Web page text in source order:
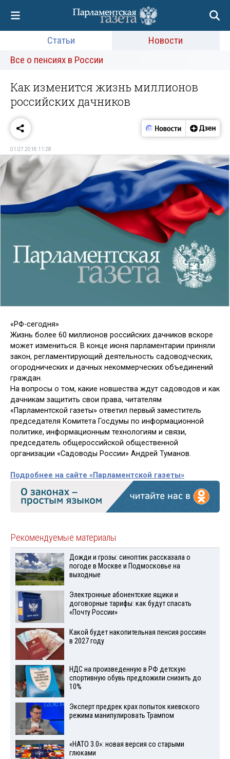
Статьи
Новости
Все о пенсиях в России
Как изменится жизнь миллионов
российских дачников
01.07.2016 11:28
«РФ-сегодня»
Жизнь более 60 миллионов российских дачников вскоре
может измениться. В конце июня парламентарии приняли
закон, регламентирующий деятельность садоводческих,
огороднических и дачных некоммерческих объединений
граждан.
На вопросы о том, какие новшества ждут садоводов и как
дачникам защитить свои права, читателям
«Парламентской газеты» ответил первый заместитель
председателя Комитета Госдумы по информационной
политике, информационным технологиям и связи,
председатель общероссийской общественной
организации «Садоводы России» Андрей Туманов.
Подробнее на сайте «Парламентской газеты»
Рекомендуемые материалы
Дожди и грозы: синоптик рассказала о
погоде в Москве и Подмосковье на
выходные
Электронные абонентские ящики и
договорные тарифы: как будут спасать
«Почту России»
Какой будет накопительная пенсия россиян
в 2027 году
НДС на произведенную в РФ детскую
спортивную обувь предложили снизить до
10%
Эксперт предрек крах попыток киевского
режима манипулировать Трампом
«НАТО 3.0»: новая версия со старыми
глюками